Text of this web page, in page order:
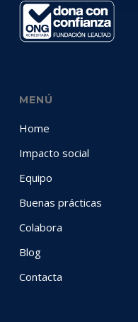
MENÚ
Home
Impacto social
Equipo
Buenas prácticas
Colabora
Blog
Contacta